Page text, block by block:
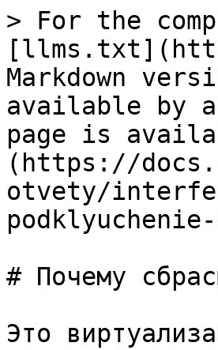
> For the
Markdown
available by
page is
(https://
otvety/
# Почему
Это